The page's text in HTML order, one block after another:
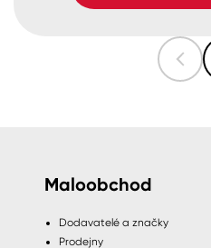
Maloobchod
Dodavatelé a značky
Prodejny